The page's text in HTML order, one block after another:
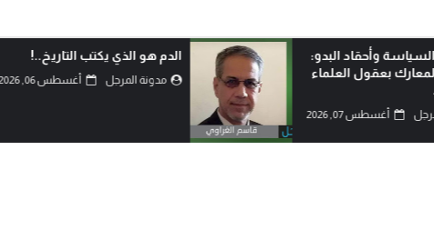
وأحقاد البدو:
بعقول العلماء
أغسطس 07, 2026
الدم هو الذي يكتب التاريخ..!
مدونة المرجل أغسطس 06, 2026